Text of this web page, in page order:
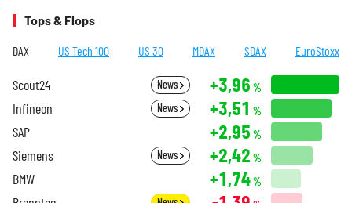
Tops & Flops
DAX US Tech 100 US 30 MDAX SDAX EuroStoxx
Scout24 News +3,96 %
Infineon News +3,51 %
SAP +2,95 %
Siemens News +2,42 %
BMW +1,74%